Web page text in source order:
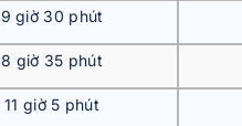
9 giờ 30 phút
8 giờ 35 phút
11 giờ 5 phút